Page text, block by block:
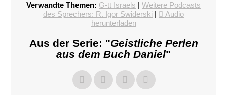
Verwandte Themen: G-tt Israels | Weitere Podcasts
des Sprechers: R. Igor Swiderski |
Audio
herunterladen
Aus der Serie: "Geistliche Perlen
aus dem Buch Daniel"